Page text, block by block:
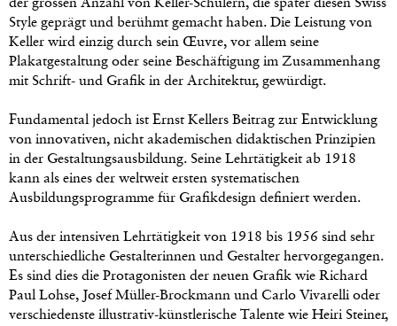
der grossen Anzahl von Keller-Schülern, die später diesen Swiss
Style geprägt und berühmt gemacht haben. Die Leistung von
Keller wird einzig durch sein Œuvre, vor allem seine
Plakatgestaltung oder seine Beschäftigung im Zusammenhang
mit Schrift- und Grafik in der Architektur, gewürdigt.
Fundamental jedoch ist Ernst Kellers Beitrag zur Entwicklung
von innovativen, nicht akademischen didaktischen Prinzipien
in der Gestaltungsausbildung. Seine Lehrtätigkeit ab 1918
kann als eines der weltweit ersten systematischen
Ausbildungsprogramme für Grafikdesign definiert werden.
Aus der intensiven Lehrtätigkeit von 1918 bis 1956 sind sehr
unterschiedliche Gestalterinnen und Gestalter hervorgegangen.
Es sind dies die Protagonisten der neuen Grafik wie Richard
Paul Lohse, Josef Müller-Brockmann und Carlo Vivarelli oder
verschiedenste illustrativ-künstlerische Talente wie Heiri Steiner,